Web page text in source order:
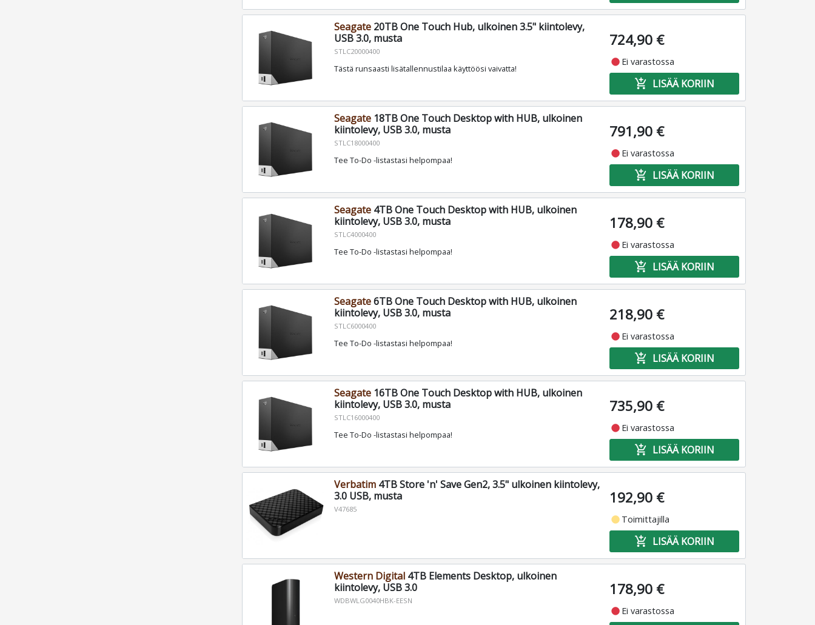
Seagate20TB One Touch Hub, ulkoinen 3.5" kiintolevy,
USB 3.0, musta
STLC20000400
Tästä runsaasti lisätallennustilaa käyttöösi vaivatta!
724,90 €
fiber_manual_record Ei varastossa
add_shopping_cart LISÄÄ KORIIN
Seagate18TB One Touch Desktop with HUB, ulkoinen
kiintolevy, USB 3.0, musta
STLC18000400
Tee To-Do -listastasi helpompaa!
791,90 €
fiber_manual_record Ei varastossa
add_shopping_cart LISÄÄ KORIIN
Seagate4TB One Touch Desktop with HUB, ulkoinen
kiintolevy, USB 3.0, musta
STLC4000400
Tee To-Do -listastasi helpompaa!
178,90 €
fiber_manual_record Ei varastossa
add_shopping_cart LISÄÄ KORIIN
Seagate6TB One Touch Desktop with HUB, ulkoinen
kiintolevy, USB 3.0, musta
STLC6000400
Tee To-Do -listastasi helpompaa!
218,90 €
fiber_manual_record Ei varastossa
add_shopping_cart LISÄÄ KORIIN
Seagate16TB One Touch Desktop with HUB, ulkoinen
kiintolevy, USB 3.0, musta
STLC16000400
Tee To-Do -listastasi helpompaa!
735,90 €
fiber_manual_record Ei varastossa
add_shopping_cart LISÄÄ KORIIN
Verbatim4TB Store 'n' Save Gen2, 3.5" ulkoinen kiintolevy,
3.0 USB, musta
V47685
192,90 €
fiber_manual_record Toimittajilla
add_shopping_cart LISÄÄ KORIIN
Western Digital4TB Elements Desktop, ulkoinen
kiintolevy, USB 3.0
WDBWLG0040HBK-EESN
178,90 €
fiber_manual_record Ei varastossa